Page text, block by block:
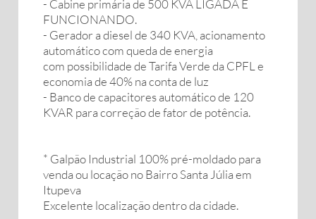
- Cabine primária de 500 KVA LIGADA E
FUNCIONANDO.
- Gerador a diesel de 340 KVA, acionamento
automático com queda de energia
com possibilidade de Tarifa Verde da CPFL e
economia de 40% na conta de luz
- Banco de capacitores automático de 120
KVAR para correção de fator de potência.
* Galpão Industrial 100% pré-moldado para
venda ou locação no Bairro Santa Júlia em
Itupeva
Excelente localização dentro da cidade.